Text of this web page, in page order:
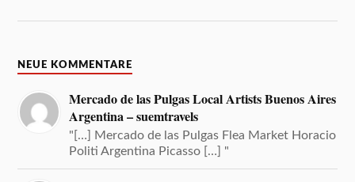
NEUE KOMMENTARE
Mercado de las Pulgas Local Artists Buenos Aires
Argentina – suemtravels
"[…] Mercado de las Pulgas Flea Market Horacio
Politi Argentina Picasso […] "